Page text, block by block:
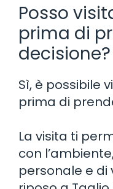
Posso
prima di
decisione?
Sì, è possibile
prima di
La visita ti
con
personale e di